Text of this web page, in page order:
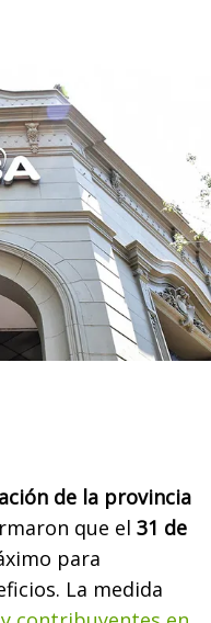
de la provincia
que el 31 de
para
La medida